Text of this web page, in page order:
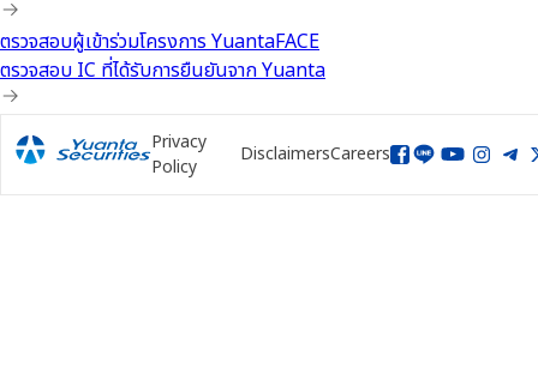
ตรวจสอบผู้เข้าร่วมโครงการ YuantaFACE
ตรวจสอบ IC ที่ได้รับการยืนยันจาก Yuanta
Privacy
Policy
DisclaimersCareers